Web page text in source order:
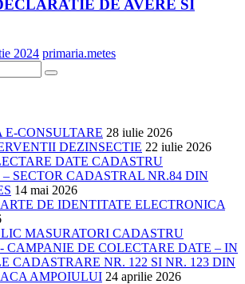
DE AVERE SI
2024 primaria.metes
E-CONSULTARE 28 iulie 2026
DEZINSECTIE 22 iulie 2026
DATE CADASTRU
– SECTOR CADASTRAL NR.84 DIN
14 mai 2026
DE IDENTITATE ELECTRONICA
MASURATORI CADASTRU
CAMPANIE DE COLECTARE DATE – IN
CADASTRARE NR. 122 SI NR. 123 DIN
AMPOIULUI 24 aprilie 2026